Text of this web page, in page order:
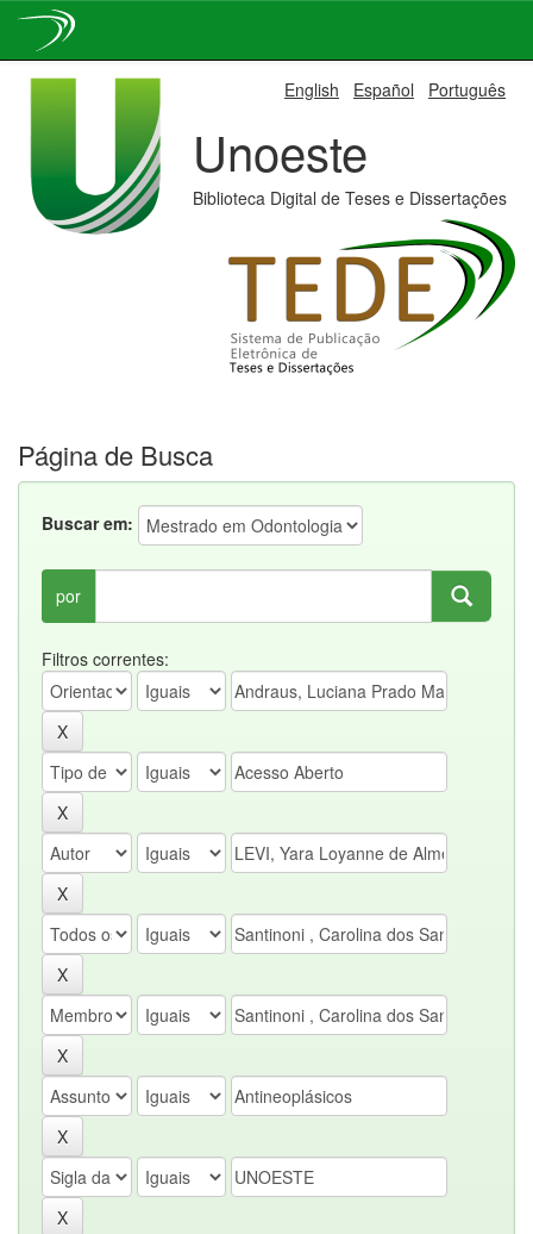
English Español Português
Unoeste
Biblioteca Digital de Teses e Dissertações
Página de Busca
Buscar em:
por
Filtros correntes: